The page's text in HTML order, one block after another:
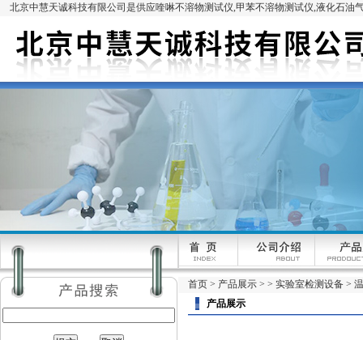
北京中慧天诚科技有限公司是供应喹啉不溶物测试仪,甲苯不溶物测试仪,液化石油
首页 > 产品展示 > > 实验室检测设备 >
产品展示